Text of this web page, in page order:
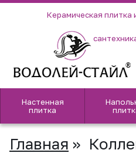
Керамическая плитка
Настенная
плитка
Главная »